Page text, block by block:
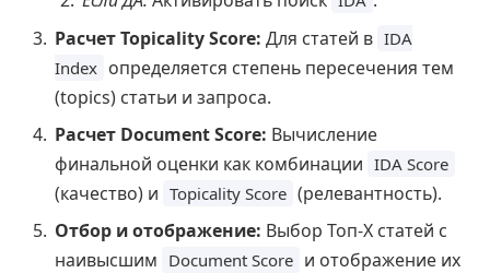
Расчет Topicality Score: Для статей в IDA
Index определяется степень пересечения тем
(topics) статьи и запроса.
Расчет Document Score: Вычисление
финальной оценки как комбинации IDA Score
(качество) и Topicality Score (релевантность).
Отбор и отображение: Выбор Топ-X статей с
наивысшим Document Score и отображение их